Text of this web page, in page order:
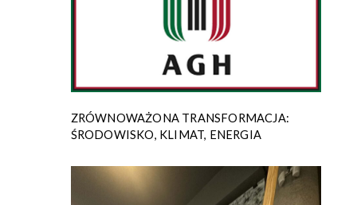
ZRÓWNOWAŻONA TRANSFORMACJA:
ŚRODOWISKO, KLIMAT, ENERGIA